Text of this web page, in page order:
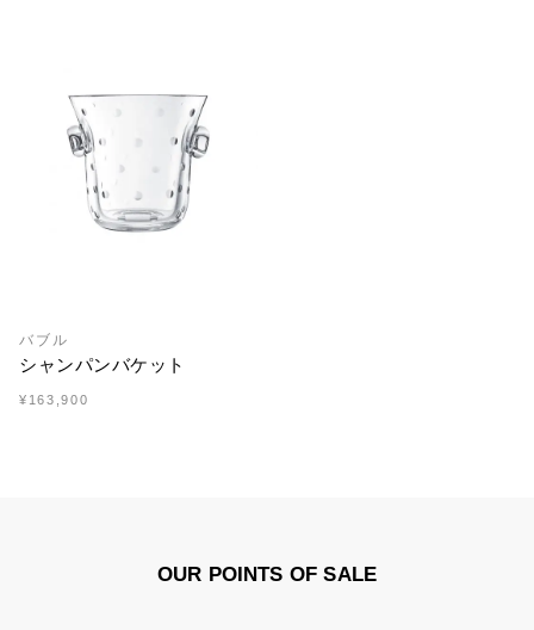
バブル
シャンパンバケット
¥163,900
OUR POINTS OF SALE